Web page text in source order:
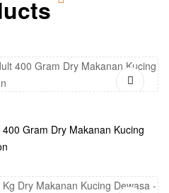
Gram Dry Makanan Kucing